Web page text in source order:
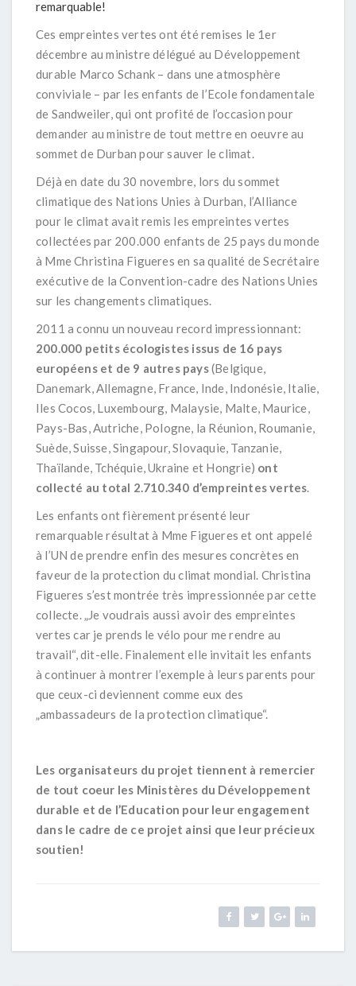
remarquable!
Ces empreintes vertes ont été remises le 1er
décembre au ministre délégué au Développement
durable Marco Schank – dans une atmosphère
conviviale – par les enfants de l’Ecole fondamentale
de Sandweiler, qui ont profité de l’occasion pour
demander au ministre de tout mettre en oeuvre au
sommet de Durban pour sauver le climat.
Déjà en date du 30 novembre, lors du sommet
climatique des Nations Unies à Durban, l’Alliance
pour le climat avait remis les empreintes vertes
collectées par 200.000 enfants de 25 pays du monde
à Mme Christina Figueres en sa qualité de Secrétaire
exécutive de la Convention-cadre des Nations Unies
sur les changements climatiques.
2011 a connu un nouveau record impressionnant:
200.000 petits écologistes issus de 16 pays
européens et de 9 autres pays(Belgique,
Danemark, Allemagne, France, Inde, Indonésie, Italie,
Iles Cocos, Luxembourg, Malaysie, Malte, Maurice,
Pays-Bas, Autriche, Pologne, la Réunion, Roumanie,
Suède, Suisse, Singapour, Slovaquie, Tanzanie,
Thaïlande, Tchéquie, Ukraine et Hongrie) ont
collecté au total 2.710.340 d’empreintes vertes
Les enfants ont fièrement présenté leur
remarquable résultat à Mme Figueres et ont appelé
à l’UN de prendre enfin des mesures concrètes en
faveur de la protection du climat mondial. Christina
Figueres s’est montrée très impressionnée par cette
collecte. „Je voudrais aussi avoir des empreintes
vertes car je prends le vélo pour me rendre au
travail“, dit-elle. Finalement elle invitait les enfants
à continuer à montrer l’exemple à leurs parents pour
que ceux-ci deviennent comme eux des
„ambassadeurs de la protection climatique“.
Les organisateurs du projet tiennent à remercier
de tout coeur les Ministères du Développement
durable et de l’Education pour leur engagement
dans le cadre de ce projet ainsi que leur précieux
soutien!